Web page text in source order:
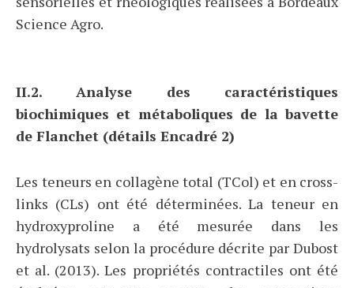
Science Agro.
II.2. Analyse des caractéristiques
biochimiques et métaboliques de la bavette
de Flanchet (détails Encadré 2)
Les teneurs en collagène total (TCol) et en cross-
links (CLs) ont été déterminées. La teneur en
hydroxyproline a été mesurée dans les
hydrolysats selon la procédure décrite par Dubost
et al. (2013). Les propriétés contractiles ont été